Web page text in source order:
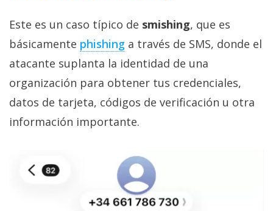
Este es un caso típico de smishing, que es
básicamente phishing‎ a través de SMS, donde el
atacante suplanta la identidad de una
organización para obtener tus credenciales,
datos de tarjeta, códigos de verificación u otra
información importante.